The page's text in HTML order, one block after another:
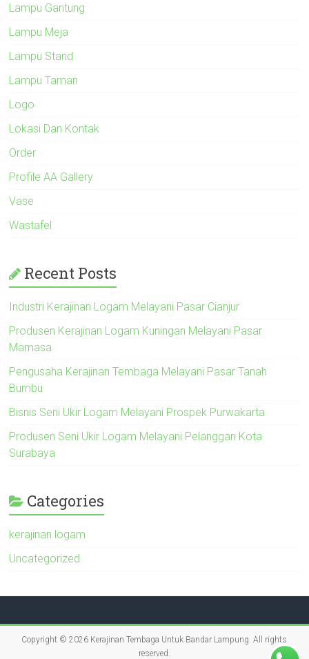
Lampu Gantung
Lampu Meja
Lampu Stand
Lampu Taman
Logo
Lokasi Dan Kontak
Order
Profile AA Gallery
Vase
Wastafel
Recent Posts
Industri Kerajinan Logam Melayani Pasar Cianjur
Produsen Kerajinan Logam Kuningan Melayani Pasar
Mamasa
Pengusaha Kerajinan Tembaga Melayani Pasar Tanah
Bumbu
Bisnis Seni Ukir Logam Melayani Prospek Purwakarta
Produsen Seni Ukir Logam Melayani Pelanggan Kota
Surabaya
Categories
kerajinan logam
Uncategorized
Copyright © 2026 Kerajinan Tembaga Untuk Bandar Lampung . All rights
reserved.